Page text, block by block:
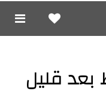
بعد قليل